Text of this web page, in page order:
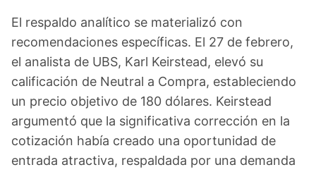
El respaldo analítico se materializó con
recomendaciones específicas. El 27 de febrero,
el analista de UBS, Karl Keirstead, elevó su
calificación de Neutral a Compra, estableciendo
un precio objetivo de 180 dólares. Keirstead
argumentó que la significativa corrección en la
cotización había creado una oportunidad de
entrada atractiva, respaldada por una demanda